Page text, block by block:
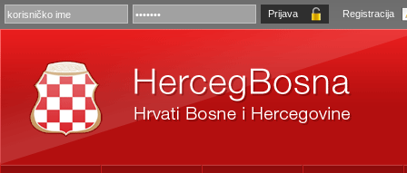
Registracija